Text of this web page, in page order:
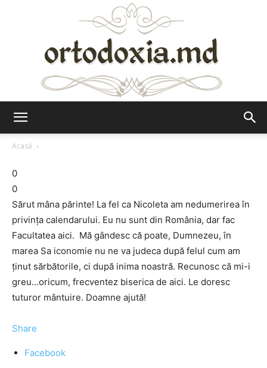
Acasă
0
0
Sărut mâna părinte! La fel ca Nicoleta am nedumerirea în
privința calendarului. Eu nu sunt din România, dar fac
Facultatea aici. Mă gândesc că poate, Dumnezeu, în
marea Sa iconomie nu ne va judeca după felul cum am
ținut sărbătorile, ci după inima noastră. Recunosc că mi-i
greu…oricum, frecventez biserica de aici. Le doresc
tuturor mântuire. Doamne ajută!
Share
Facebook